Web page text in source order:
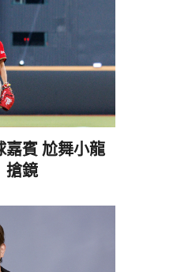
嘉賓 尬舞小龍
搶鏡